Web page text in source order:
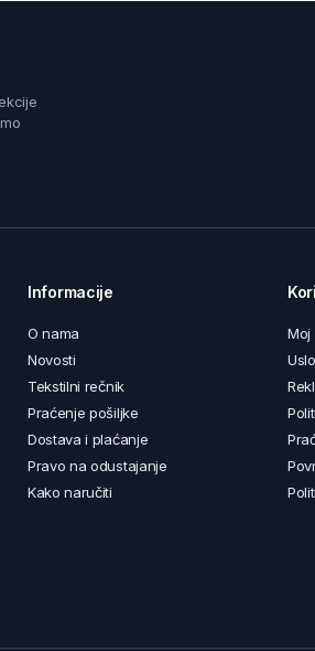
Informacije
O nama
Novosti
Tekstilni rečnik
Praćenje pošiljke
Dostava i plaćanje
Pravo na odustajanje
Kako naručiti
Moj